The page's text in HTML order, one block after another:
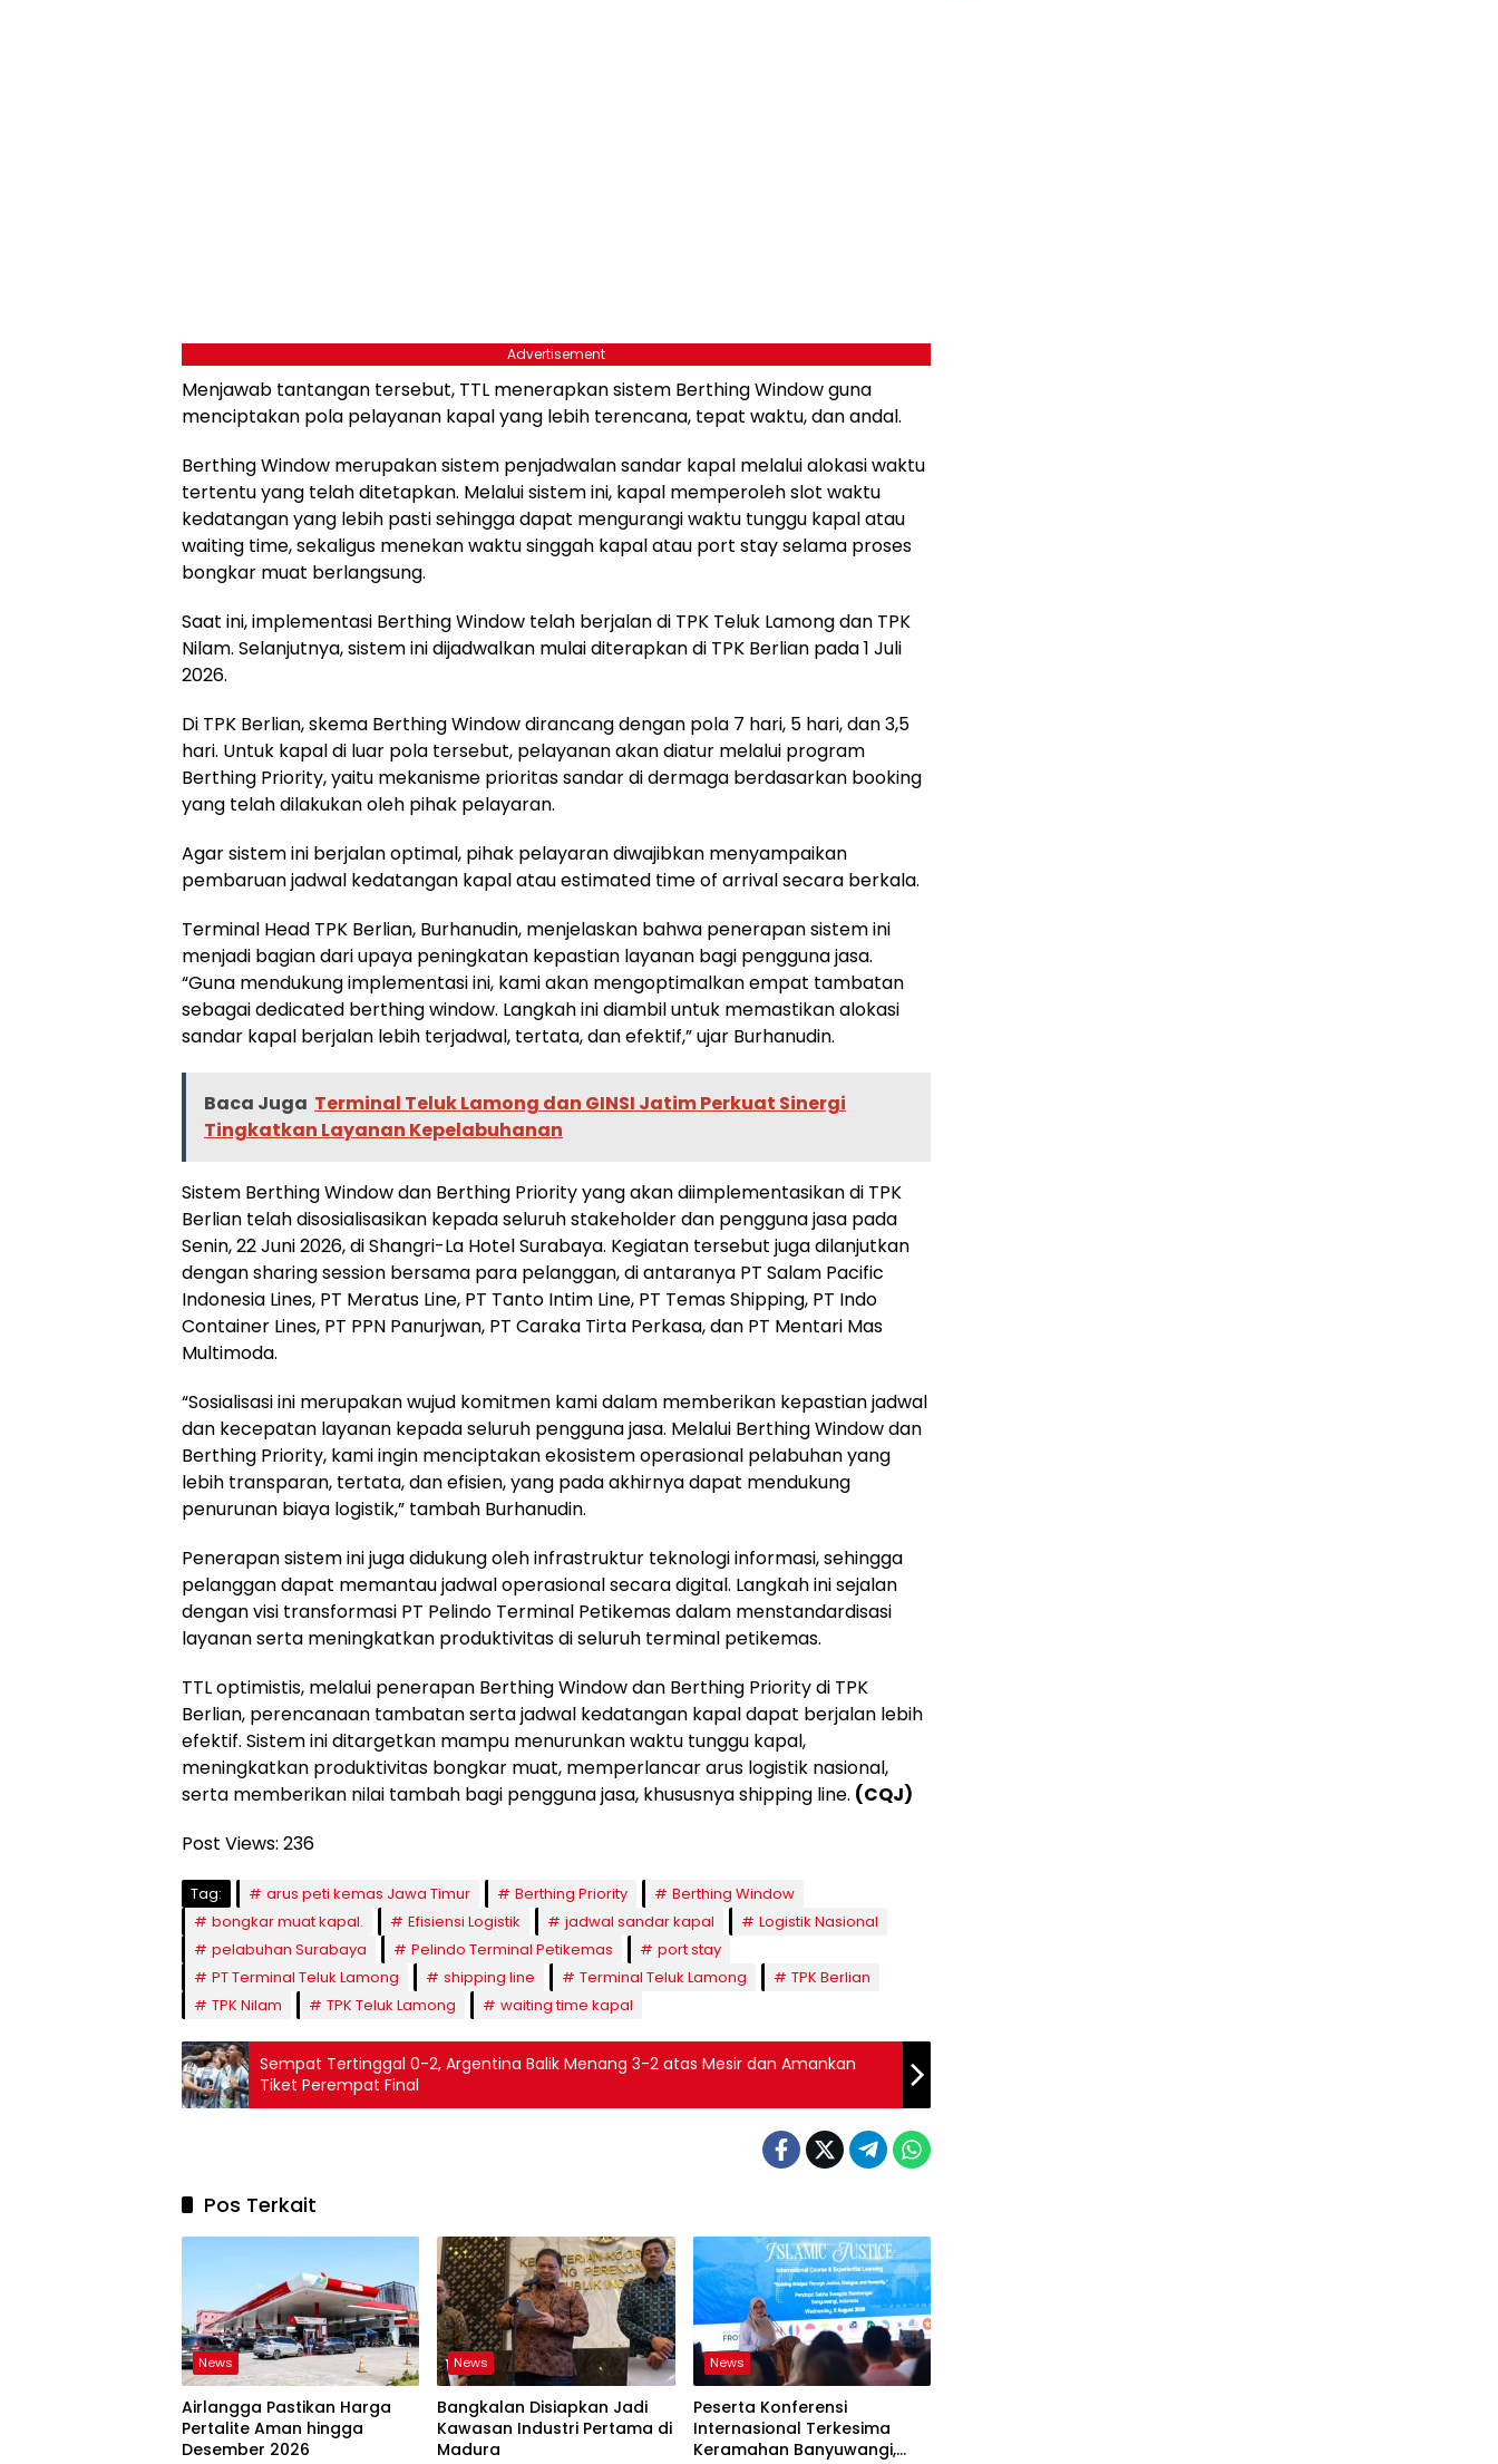
Advertisement
Menjawab tantangan tersebut, TTL menerapkan sistem Berthing Window guna
menciptakan pola pelayanan kapal yang lebih terencana, tepat waktu, dan andal.
Berthing Window merupakan sistem penjadwalan sandar kapal melalui alokasi waktu
tertentu yang telah ditetapkan. Melalui sistem ini, kapal memperoleh slot waktu
kedatangan yang lebih pasti sehingga dapat mengurangi waktu tunggu kapal atau
waiting time, sekaligus menekan waktu singgah kapal atau port stay selama proses
bongkar muat berlangsung.
Saat ini, implementasi Berthing Window telah berjalan di TPK Teluk Lamong dan TPK
Nilam. Selanjutnya, sistem ini dijadwalkan mulai diterapkan di TPK Berlian pada 1 Juli
2026.
Di TPK Berlian, skema Berthing Window dirancang dengan pola 7 hari, 5 hari, dan 3,5
hari. Untuk kapal di luar pola tersebut, pelayanan akan diatur melalui program
Berthing Priority, yaitu mekanisme prioritas sandar di dermaga berdasarkan booking
yang telah dilakukan oleh pihak pelayaran.
Agar sistem ini berjalan optimal, pihak pelayaran diwajibkan menyampaikan
pembaruan jadwal kedatangan kapal atau estimated time of arrival secara berkala.
Terminal Head TPK Berlian, Burhanudin, menjelaskan bahwa penerapan sistem ini
menjadi bagian dari upaya peningkatan kepastian layanan bagi pengguna jasa.
“Guna mendukung implementasi ini, kami akan mengoptimalkan empat tambatan
sebagai dedicated berthing window. Langkah ini diambil untuk memastikan alokasi
sandar kapal berjalan lebih terjadwal, tertata, dan efektif,” ujar Burhanudin.
Baca Juga Terminal Teluk Lamong dan GINSI Jatim Perkuat Sinergi
Tingkatkan Layanan Kepelabuhanan
Sistem Berthing Window dan Berthing Priority yang akan diimplementasikan di TPK
Berlian telah disosialisasikan kepada seluruh stakeholder dan pengguna jasa pada
Senin, 22 Juni 2026, di Shangri-La Hotel Surabaya. Kegiatan tersebut juga dilanjutkan
dengan sharing session bersama para pelanggan, di antaranya PT Salam Pacific
Indonesia Lines, PT Meratus Line, PT Tanto Intim Line, PT Temas Shipping, PT Indo
Container Lines, PT PPN Panurjwan, PT Caraka Tirta Perkasa, dan PT Mentari Mas
Multimoda.
“Sosialisasi ini merupakan wujud komitmen kami dalam memberikan kepastian jadwal
dan kecepatan layanan kepada seluruh pengguna jasa. Melalui Berthing Window dan
Berthing Priority, kami ingin menciptakan ekosistem operasional pelabuhan yang
lebih transparan, tertata, dan efisien, yang pada akhirnya dapat mendukung
penurunan biaya logistik,” tambah Burhanudin.
Penerapan sistem ini juga didukung oleh infrastruktur teknologi informasi, sehingga
pelanggan dapat memantau jadwal operasional secara digital. Langkah ini sejalan
dengan visi transformasi PT Pelindo Terminal Petikemas dalam menstandardisasi
layanan serta meningkatkan produktivitas di seluruh terminal petikemas.
TTL optimistis, melalui penerapan Berthing Window dan Berthing Priority di TPK
Berlian, perencanaan tambatan serta jadwal kedatangan kapal dapat berjalan lebih
efektif. Sistem ini ditargetkan mampu menurunkan waktu tunggu kapal,
meningkatkan produktivitas bongkar muat, memperlancar arus logistik nasional,
serta memberikan nilai tambah bagi pengguna jasa, khususnya shipping line. (CQJ)
Post Views: 236
Tag: arus peti kemas Jawa Timur Berthing Priority
Berthing Window
bongkar muat kapal.
Efisiensi Logistik jadwal sandar kapal
Logistik Nasional
pelabuhan Surabaya
Pelindo Terminal Petikemas
port stay
PT Terminal Teluk Lamong
shipping line Terminal Teluk Lamong
TPK Berlian
TPK Nilam
TPK Teluk Lamong waiting time kapal
Sempat Tertinggal 0-2, Argentina Balik Menang 3-2 atas Mesir dan Amankan
Tiket Perempat Final
Pos Terkait
News
Airlangga Pastikan Harga
Pertalite Aman hingga
Desember 2026
News
Bangkalan Disiapkan Jadi
Kawasan Industri Pertama di
Madura
News
Peserta Konferensi
Internasional Terkesima
Keramahan Banyuwangi,